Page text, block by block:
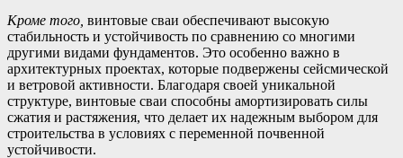
Кроме того, винтовые сваи обеспечивают высокую
стабильность и устойчивость по сравнению со многими
другими видами фундаментов. Это особенно важно в
архитектурных проектах, которые подвержены сейсмической
и ветровой активности. Благодаря своей уникальной
структуре, винтовые сваи способны амортизировать силы
сжатия и растяжения, что делает их надежным выбором для
строительства в условиях с переменной почвенной
устойчивости.